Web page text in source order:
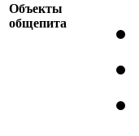
Объекты
общепита